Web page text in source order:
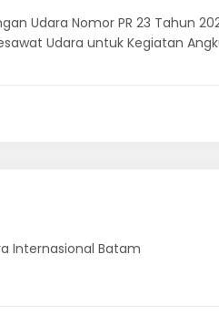
Udara Nomor PR 23 Tahun
Udara untuk Kegiatan
Internasional Batam